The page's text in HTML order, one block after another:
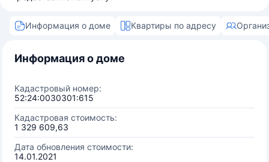
Информация о доме Квартиры по адресу
Информация о доме
Кадастровый номер:
52:24:0030301:615
Кадастровая стоимость:
1 329 609,63
Дата обновления стоимости:
14.01.2021